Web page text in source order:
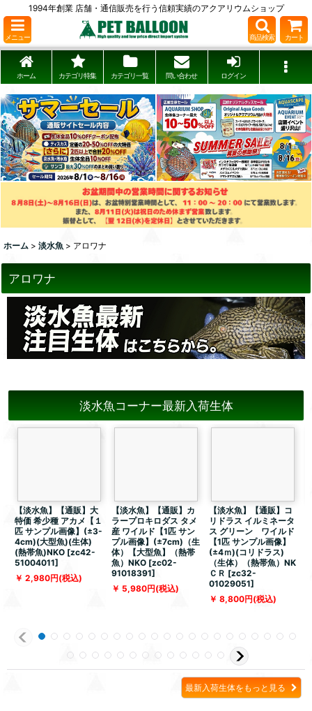
1994年創業 店舗・通信販売を行う信頼実績のアクアリウムショップ
メニュー 商品検索 カート
ホーム カテゴリ特集 カテゴリ一覧 問い合わせ ログイン
ホーム > 淡水魚 > アロワナ
アロワナ
淡水魚コーナー最新入荷生体
【淡水魚】【通販】大
特価 希少種 アカメ【１
匹 サンプル画像】(±3-
4cm)(大型魚)(生体)
(熱帯魚)NKO [zc42-
51004011]
2,980円(税込)
【淡水魚】【通販】カ
ラープロキロダス タメ
産 ワイルド【1匹 サン
プル画像】(±7cm)（生
体）【大型魚】（熱帯
魚）NKO [zc02-
91018391]
5,980円(税込)
【淡水魚】【通販】コ
リドラス イルミネータ
ス グリーン ワイルド
【1匹 サンプル画像】
(±4ｍ)(コリドラス)
（生体）（熱帯魚）NK
ＣＲ [zc32-
01029051]
8,800円(税込)
最新入荷生体をもっと見る